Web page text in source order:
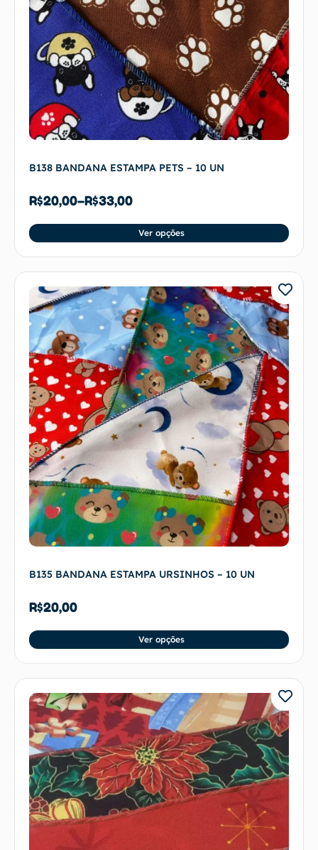
B138 BANDANA ESTAMPA PETS – 10 UN
R$20,00–R$33,00
Ver opções
B135 BANDANA ESTAMPA URSINHOS – 10 UN
R$20,00
Ver opções